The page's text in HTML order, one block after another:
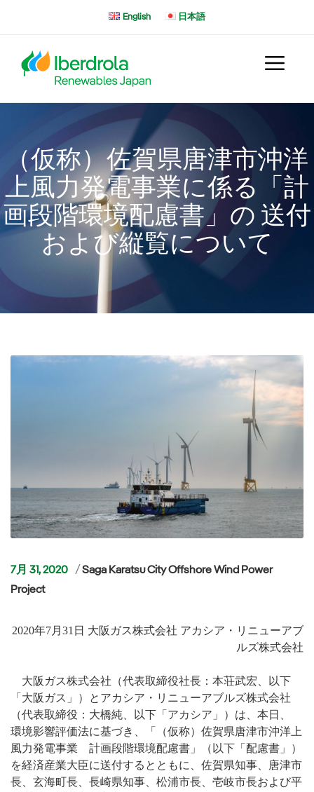
English 日本語
（仮称）佐賀県唐津市沖洋
上風力発電事業に係る「計
画段階環境配慮書」の 送付
および縦覧について
7月 31, 2020
カ
ー
Saga Karatsu City Offshore Wind Power
Project
2020年7月31日 大阪ガス株式会社 アカシア・リニューアブ
ルズ株式会社
大阪ガス株式会社（代表取締役社長：本荘武宏、以下
「大阪ガス」）とアカシア・リニューアブルズ株式会社
（代表取締役：大橋純、以下「アカシア」）は、本日、
環境影響評価法に基づき、「（仮称）佐賀県唐津市沖洋上
風力発電事業 計画段階環境配慮書」（以下「配慮書」）
を経済産業大臣に送付するとともに、佐賀県知事、唐津市
長、玄海町長、長崎県知事、松浦市長、壱岐市長および平